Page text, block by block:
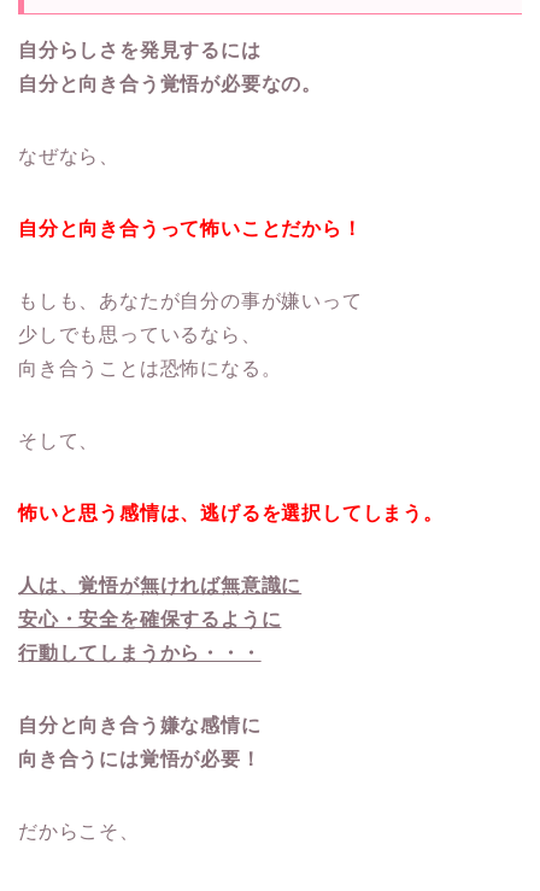
自分らしさを発見するには
自分と向き合う覚悟が必要なの。
なぜなら、
自分と向き合うって怖いことだから！
もしも、あなたが自分の事が嫌いって
少しでも思っているなら、
向き合うことは恐怖になる。
そして、
怖いと思う感情は、逃げるを選択してしまう。
人は、覚悟が無ければ無意識に
安心・安全を確保するように
行動してしまうから・・・
自分と向き合う嫌な感情に
向き合うには覚悟が必要！
だからこそ、